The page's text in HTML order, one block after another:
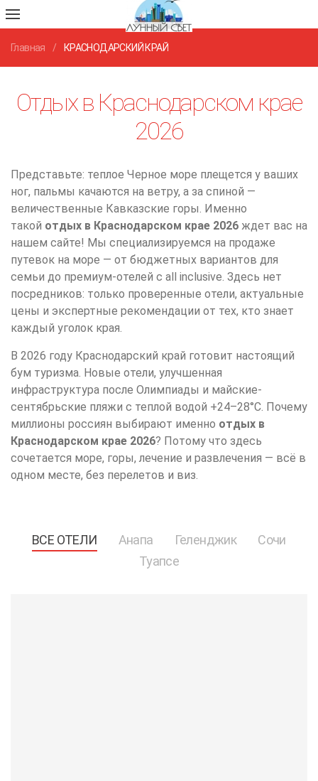
Главная КРАСНОДАРСКИЙ КРАЙ
Отдых в Краснодарском крае
2026
Представьте: теплое Черное море плещется у ваших
ног, пальмы качаются на ветру, а за спиной —
величественные Кавказские горы. Именно
такой отдых в Краснодарском крае 2026 ждет вас на
нашем сайте! Мы специализируемся на продаже
путевок на море — от бюджетных вариантов для
семьи до премиум-отелей с all inclusive. Здесь нет
посредников: только проверенные отели, актуальные
цены и экспертные рекомендации от тех, кто знает
каждый уголок края.
В 2026 году Краснодарский край готовит настоящий
бум туризма. Новые отели, улучшенная
инфраструктура после Олимпиады и майские-
сентябрьские пляжи с теплой водой +24–28°C. Почему
миллионы россиян выбирают именно отдых в
Краснодарском крае 2026? Потому что здесь
сочетается море, горы, лечение и развлечения — всё в
одном месте, без перелетов и виз.
ВСЕ ОТЕЛИ Анапа Геленджик
Сочи
Туапсе